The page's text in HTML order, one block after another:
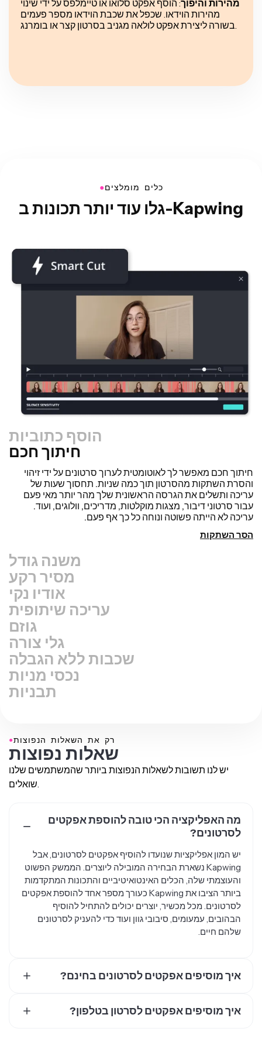
מהירות והיפוך: הוסף אפקט סלואו או טיימלפס על ידי שינוי
מהירות הוידאו. שכפל את שכבת הוידאו מספר פעמים
●כלים מומלצים
גלו עוד יותר תכונות ב-Kapwing
הוסף כתוביות
חיתוך חכם
משנה גודל
שחזר סרטונים במהירות והפוך אותם למקצועיים יותר עם תכונת
Resize Canvas שלנו! בכמה לחיצות בודדות, תוכל לקחת סרטון
אחד ולהתאים אותו לגודל הנכון לכל פלטפורמה אחרת, בין אם זה
מקום אחר.
מסיר רקע
אודיו נקי
עריכה שיתופית
גוזם
גלי צורה
שכבות ללא הגבלה
נכסי מניות
תבניות
●רק את השאלות הנפוצות
שאלות נפוצות
יש לנו תשובות לשאלות הנפוצות ביותר שהמשתמשים שלנו
מה האפליקציה הכי טובה להוספת אפקטים
לסרטונים?
יש המון אפליקציות שנועדו להוסיף אפקטים לסרטונים, אבל
Kapwing נשארת הבחירה המובילה ליוצרים. הממשק הפשוט
והעוצמתי שלה, הכלים האינטואיטיביים והתכונות המתקדמות
ביותר הציבו את Kapwing כעורך מספר אחד להוספת אפקטים
לסרטונים. מכל מכשיר, יוצרים יכולים להתחיל להוסיף
הבהובים, עמעומים, סיבובי גוון ועוד כדי להעניק לסרטונים
שלהם חיים.
איך מוסיפים אפקטים לסרטונים בחינם?
שתומך בפילטרים, אפקטים ויכולות עריכת וידאו. אין ספק שיש
איך מוסיפים אפקטים לסרטון בטלפון?